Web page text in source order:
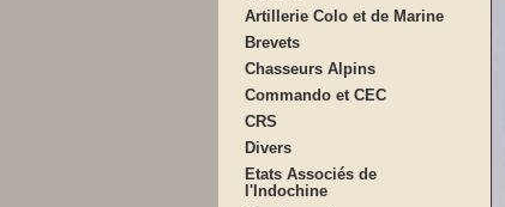
Artillerie Colo et de Marine
Brevets
Chasseurs Alpins
Commando et CEC
CRS
Divers
Etats Associés de
l'Indochine